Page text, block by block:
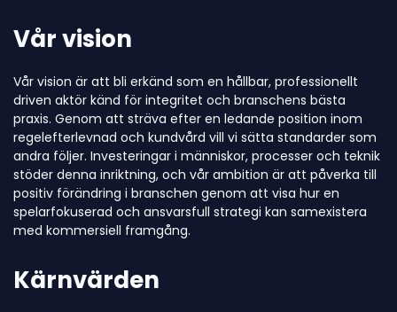
Vår vision
Vår vision är att bli erkänd som en hållbar, professionellt
driven aktör känd för integritet och branschens bästa
praxis. Genom att sträva efter en ledande position inom
regelefterlevnad och kundvård vill vi sätta standarder som
andra följer. Investeringar i människor, processer och teknik
stöder denna inriktning, och vår ambition är att påverka till
positiv förändring i branschen genom att visa hur en
spelarfokuserad och ansvarsfull strategi kan samexistera
med kommersiell framgång.
Kärnvärden